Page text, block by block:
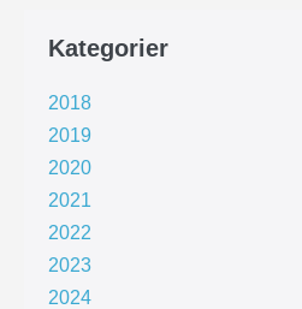
Kategorier
2018
2019
2020
2021
2022
2023
2024